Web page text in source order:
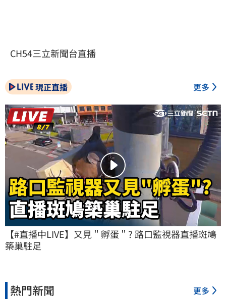
CH54三立新聞台直播
現正直播 更多
【#直播中LIVE】又見＂孵蛋＂? 路口監視器直播斑鳩
築巢駐足
熱門新聞 更多